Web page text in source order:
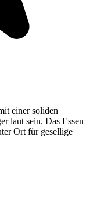
einer soliden
laut sein. Das Essen
Ort für gesellige